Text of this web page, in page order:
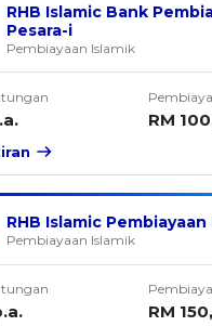
RHB Islamic Bank
Pesara-i
Pembiayaan Islamik
RM
RHB Islamic
Pembiayaan Islamik
RM